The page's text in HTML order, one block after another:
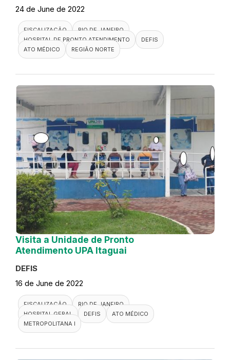
24 de June de 2022
FISCALIZAÇÃO
RIO DE JANEIRO
HOSPITAL DE PRONTO ATENDIMENTO
DEFIS
ATO MÉDICO
REGIÃO NORTE
Visita a Unidade de Pronto
Atendimento UPA Itaguai
DEFIS
16 de June de 2022
FISCALIZAÇÃO
RIO DE JANEIRO
HOSPITAL GERAL
DEFIS
ATO MÉDICO
METROPOLITANA I